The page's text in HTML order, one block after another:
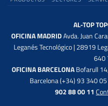
AL-TOP
OFICINA MADRIDAvda. Juan
Leganés Tecnológico | 28919
640
OFICINA BARCELONABofarull
Barcelona (+34) 93 340
902 88 00 11